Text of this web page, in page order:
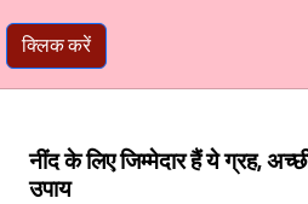
क्लिक करें
नींद के लिए जिम्मेदार हैं ये ग्रह,
उपाय